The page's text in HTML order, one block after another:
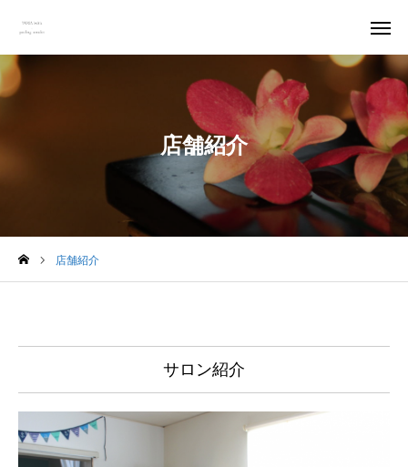
店舗紹介
店舗紹介
サロン紹介
アクセス
料金 口コミ
Instagram
トップページ
MENU
オーナー紹介
店舗紹介